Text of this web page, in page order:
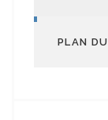
PLAN